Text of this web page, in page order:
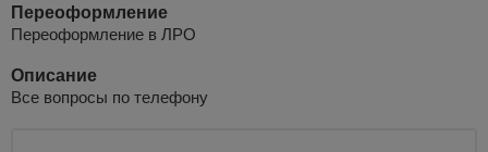
Переоформление
Переоформление в ЛРО
Описание
Все вопросы по телефону